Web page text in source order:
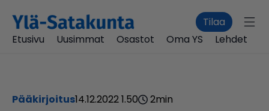
Tilaa
Etusivu
Uusimmat Osastot Oma YS Lehdet
pääkirjoitus14.12.2022 1.50 2min